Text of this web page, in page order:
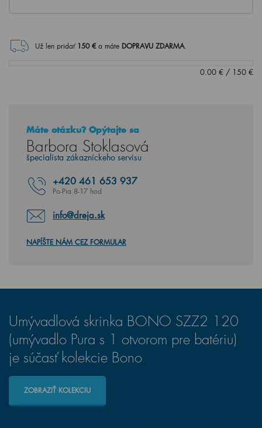
Už len pridať 150€ a máte DOPRAVU ZDARMA.
0.00 € / 150 €
Máte otázku? Opýtajte sa
Barbora Stoklasová
špecialista zákazníckeho servisu
+420 461 653 937
Po-Pia 8-17 hod
info@dreja.sk
NAPÍŠTE NÁM CEZ FORMULAR
Umývadlová skrinka BONO SZZ2 120
(umývadlo Pura s 1 otvorom pre batériu)
je súčasť kolekcie Bono
ZOBRAZIŤ KOLEKCIU